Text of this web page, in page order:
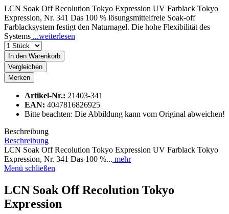
LCN Soak Off Recolution Tokyo Expression UV Farblack Tokyo
Expression, Nr. 341 Das 100 % lösungsmittelfreie Soak-off
Farblacksystem festigt den Naturnagel. Die hohe Flexibilität des
Systems ...weiterlesen
In den Warenkorb
Vergleichen
Merken
Artikel-Nr.: 21403-341
EAN: 4047816826925
Bitte beachten: Die Abbildung kann vom Original abweichen!
Beschreibung
Beschreibung
LCN Soak Off Recolution Tokyo Expression UV Farblack Tokyo
Expression, Nr. 341 Das 100 %... mehr
Menü schließen
LCN Soak Off Recolution Tokyo
Expression